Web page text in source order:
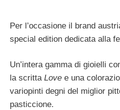
Per l’occasione il brand
special edition dedicata alla
Un’intera gamma di gioielli
la scritta Love e una
variopinti degni del miglior
pasticcione.